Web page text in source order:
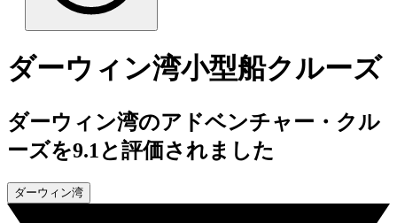
ダーウィン湾小型船クルーズ
ダーウィン湾のアドベンチャー・クル
ーズを9.1と評価されました
ダーウィン湾